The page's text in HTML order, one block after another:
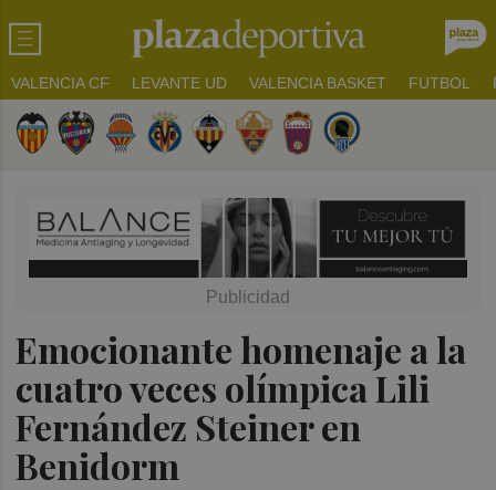
VALENCIA CF LEVANTE UD VALENCIA BASKET FUTBOL
Emocionante homenaje a la
cuatro veces olímpica Lili
Fernández Steiner en
Benidorm